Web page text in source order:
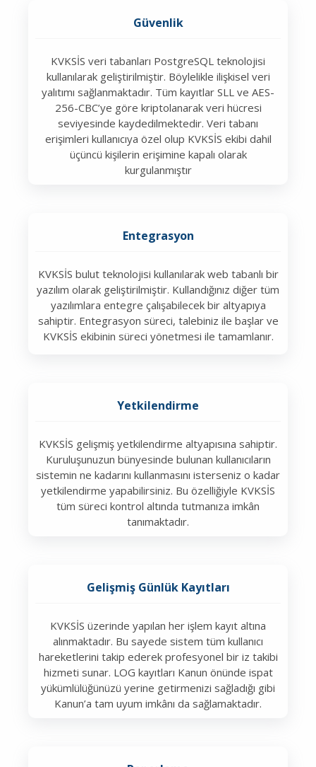
Güvenlik
KVKSİS veri tabanları PostgreSQL teknolojisi
kullanılarak geliştirilmiştir. Böylelikle ilişkisel veri
yalıtımı sağlanmaktadır. Tüm kayıtlar SLL ve AES-
256-CBC’ye göre kriptolanarak veri hücresi
seviyesinde kaydedilmektedir. Veri tabanı
erişimleri kullanıcıya özel olup KVKSİS ekibi dahil
üçüncü kişilerin erişimine kapalı olarak
kurgulanmıştır
Entegrasyon
KVKSİS bulut teknolojisi kullanılarak web tabanlı bir
yazılım olarak geliştirilmiştir. Kullandığınız diğer tüm
yazılımlara entegre çalışabilecek bir altyapıya
sahiptir. Entegrasyon süreci, talebiniz ile başlar ve
KVKSİS ekibinin süreci yönetmesi ile tamamlanır.
Yetkilendirme
KVKSİS gelişmiş yetkilendirme altyapısına sahiptir.
Kuruluşunuzun bünyesinde bulunan kullanıcıların
sistemin ne kadarını kullanmasını isterseniz o kadar
yetkilendirme yapabilirsiniz. Bu özelliğiyle KVKSİS
tüm süreci kontrol altında tutmanıza imkân
tanımaktadır.
Gelişmiş Günlük Kayıtları
KVKSİS üzerinde yapılan her işlem kayıt altına
alınmaktadır. Bu sayede sistem tüm kullanıcı
hareketlerini takip ederek profesyonel bir iz takibi
hizmeti sunar. LOG kayıtları Kanun önünde ispat
yükümlülüğünüzü yerine getirmenizi sağladığı gibi
Kanun’a tam uyum imkânı da sağlamaktadır.